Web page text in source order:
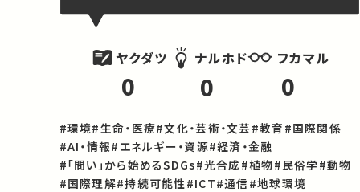
ヤクダツ
0
ナルホド
0
フカマル
0
#環境#生命・医療#文化・芸術・文芸#教育 #国際関係
#AI・情報#エネルギー・資源#経済・金融
#「問い」から始めるSDGs#光合成 #植物#民俗学 #動物
#国際理解#持続可能性 #ICT#通信 #地球環境